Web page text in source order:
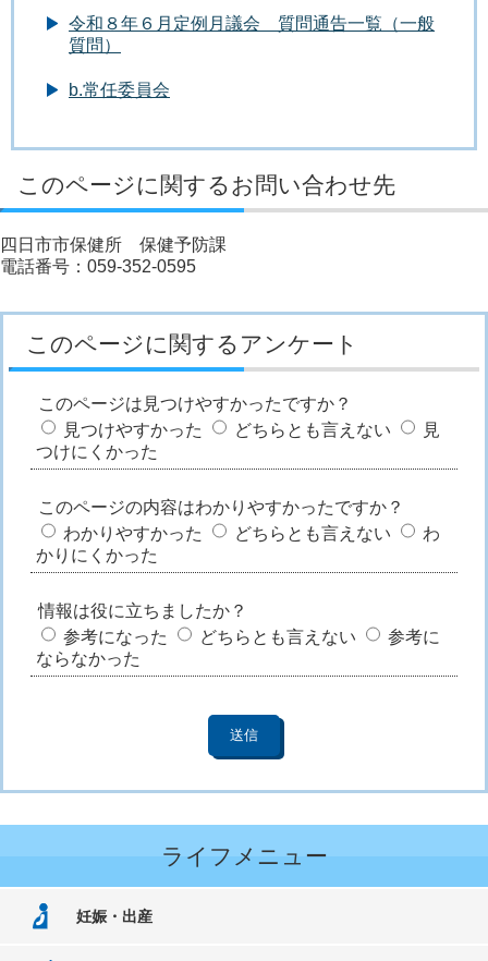
令和８年６月定例月議会 質問通告一覧（一般
質問）
b.常任委員会
このページに関するお問い合わせ先
四日市市保健所 保健予防課
電話番号：059-352-0595
このページに関するアンケート
このページは見つけやすかったですか？
見つけやすかった
どちらとも言えない
見
つけにくかった
このページの内容はわかりやすかったですか？
わかりやすかった
どちらとも言えない
わ
かりにくかった
情報は役に立ちましたか？
参考になった
どちらとも言えない
参考に
ならなかった
ライフメニュー
妊娠・出産